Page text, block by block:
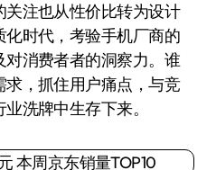
注也从性价比转为设计
时代，考验手机厂商的
消费者者的洞察力。谁
，抓住用户痛点，与竞
洗牌中生存下来。